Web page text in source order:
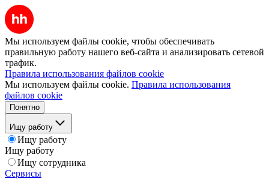
Мы используем файлы cookie, чтобы обеспечивать
правильную работу нашего веб-сайта и анализировать сетевой
трафик.
Правила использования файлов cookie
Мы используем файлы cookie. Правила использования
файлов cookie
Понятно
Ищу работу
Ищу работу
Ищу работу
Ищу сотрудника
Сервисы